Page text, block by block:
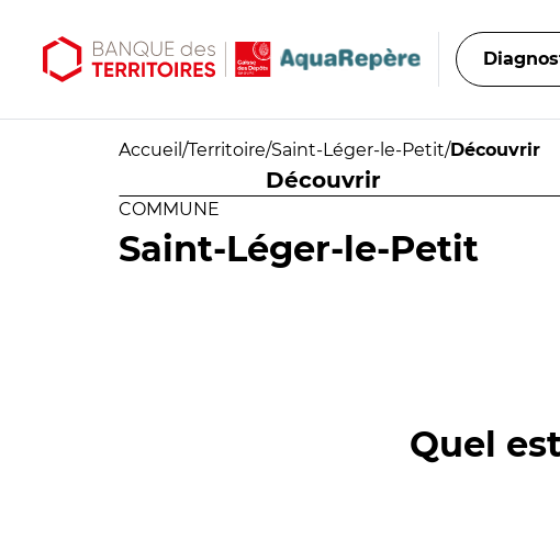
Accueil /Territoire/Saint-Léger-le-Petit/Découvrir
Découvrir
COMMUNE
Saint-Léger-le-Petit
Quel